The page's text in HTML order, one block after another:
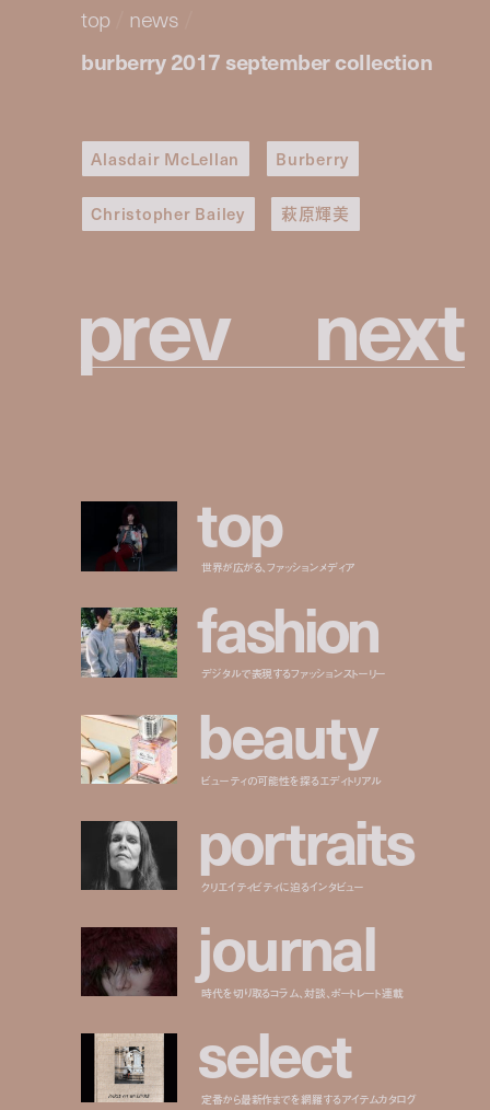
top/ news
burberry 2017 september collection
Alasdair McLellan Burberry
Christopher Bailey 萩原輝美
prev next
top
世界が広がる、ファッションメディア
fashion
デジタルで表現するファッションストーリー
beauty
ビューティの可能性を探るエディトリアル
portraits
クリエイティビティに迫るインタビュー
journal
時代を切り取るコラム、対談、ポートレート連載
select
定番から最新作までを網羅するアイテムカタログ